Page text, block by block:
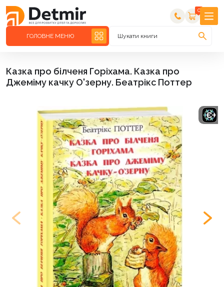
0
ГОЛОВНЕ МЕНЮ Шукати книги
Казка про білченя Горіхама. Казка про
Джеміму качку О'зерну. Беатрікс Поттер